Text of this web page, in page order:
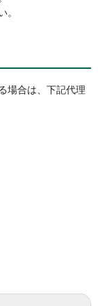
。
場合は、下記代理